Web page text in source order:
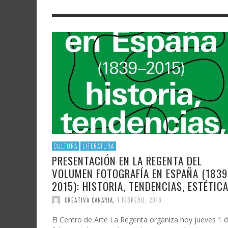
AUDIOVISUAL
POLÍTICA CULTURAL
FOTOGRAFÍA Y ARTES PLÁSTICAS
SAMIR DELGADO
ARTE
LIBRE
POLÍTICA CIENTÍFICA
MATEMÁTICAS, FÍSICA Y QUÍMICA
CIENCIAS SOCIALES
CULTURA LITERATURA
PRESENTACIÓN EN LA REGENTA DEL
VOLUMEN FOTOGRAFÍA EN ESPAÑA
2015): HISTORIA, TENDENCIAS,
CREATIVA CANARIA 1 FEBRERO, 2018
El Centro de Arte La Regenta organiza hoy jueves 1